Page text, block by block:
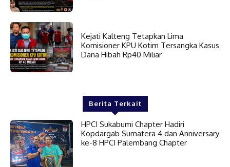
Kejati Kalteng Tetapkan Lima
Komisioner KPU Kotim Tersangka Kasus
Dana Hibah Rp40 Miliar
Berita Terkait
HPCI Sukabumi Chapter Hadiri
Kopdargab Sumatera 4 dan Anniversary
ke-8 HPCI Palembang Chapter